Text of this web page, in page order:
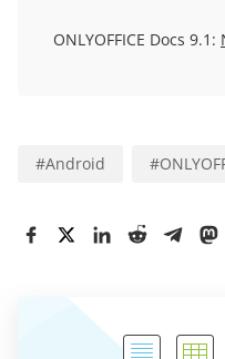
ONLYOFFICE Docs 9.1:
#Android #